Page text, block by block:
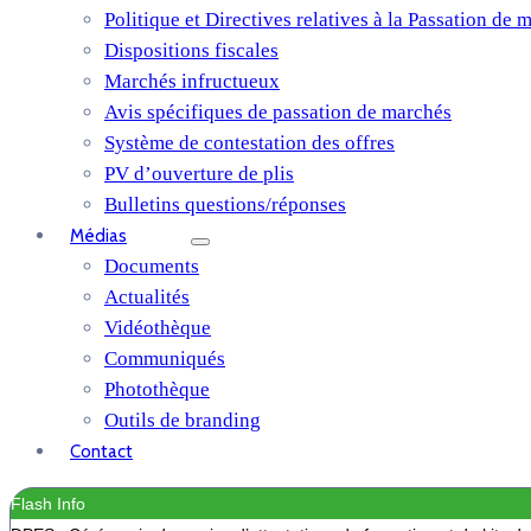
Politique et Directives relatives à la Passation de
Dispositions fiscales
Marchés infructueux
Avis spécifiques de passation de marchés
Système de contestation des offres
PV d’ouverture de plis
Bulletins questions/réponses
Médias
Documents
Actualités
Vidéothèque
Communiqués
Photothèque
Outils de branding
Contact
Flash Info